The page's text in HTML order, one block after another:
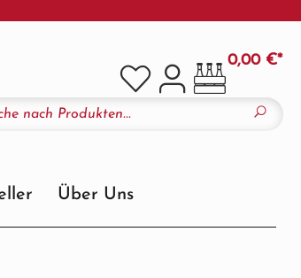
0,00 €*
Über Uns